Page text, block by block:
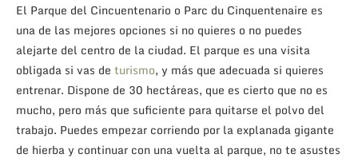
El Parque del Cincuentenario o Parc du Cinquentenaire es
una de las mejores opciones si no quieres o no puedes
alejarte del centro de la ciudad. El parque es una visita
obligada si vas de turismo, y más que adecuada si quieres
entrenar. Dispone de 30 hectáreas, que es cierto que no es
mucho, pero más que suficiente para quitarse el polvo del
trabajo. Puedes empezar corriendo por la explanada gigante
de hierba y continuar con una vuelta al parque, no te asustes